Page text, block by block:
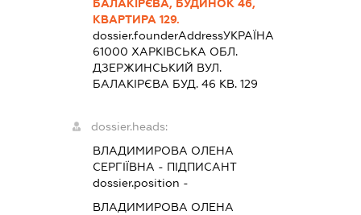
БАЛАКІРЄВА, БУДИНОК 46,
КВАРТИРА 129.
dossier.founderAddressУКРАЇНА
61000 ХАРКIВСЬКА ОБЛ.
ДЗЕРЖИНСЬКИЙ ВУЛ.
БАЛАКІРЄВА БУД. 46 КВ. 129
dossier.heads:
ВЛАДИМИРОВА ОЛЕНА
СЕРГІЇВНА - ПІДПИСАНТ
dossier.position -
ВЛАДИМИРОВА ОЛЕНА